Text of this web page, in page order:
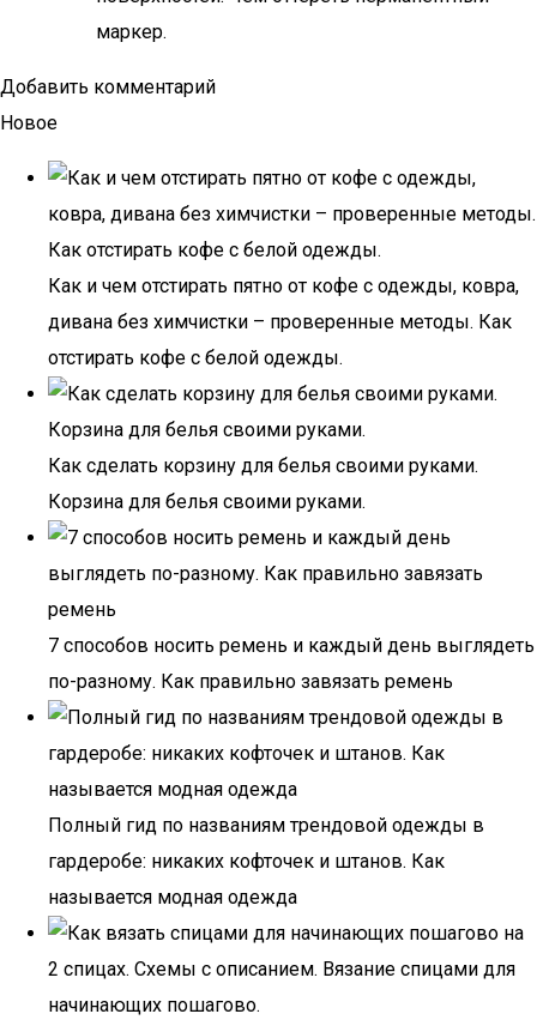
маркер.
Добавить комментарий
Новое
Как и чем отстирать пятно от кофе с одежды, ковра,
дивана без химчистки – проверенные методы. Как
отстирать кофе с белой одежды.
Как сделать корзину для белья своими руками.
Корзина для белья своими руками.
7 способов носить ремень и каждый день выглядеть
по-разному. Как правильно завязать ремень
Полный гид по названиям трендовой одежды в
гардеробе: никаких кофточек и штанов. Как
называется модная одежда